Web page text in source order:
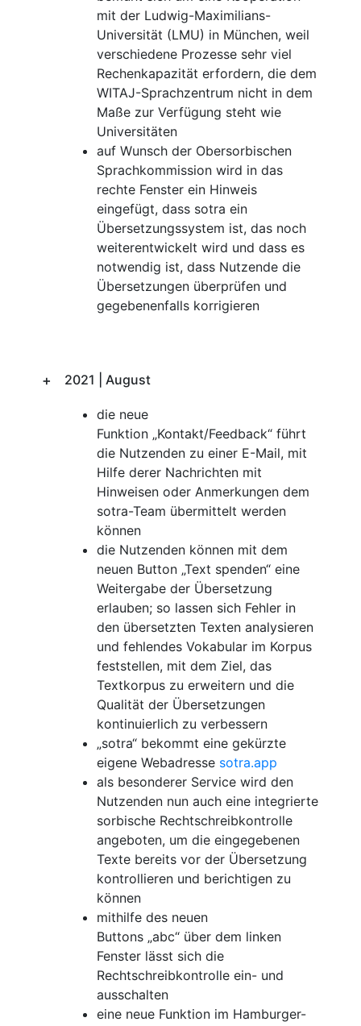
mit der Ludwig-Maximilians-
Universität (LMU) in München, weil
verschiedene Prozesse sehr viel
Rechenkapazität erfordern, die dem
WITAJ-Sprachzentrum nicht in dem
Maße zur Verfügung steht wie
Universitäten
auf Wunsch der Obersorbischen
Sprachkommission wird in das
rechte Fenster ein Hinweis
eingefügt, dass sotra ein
Übersetzungssystem ist, das noch
weiterentwickelt wird und dass es
notwendig ist, dass Nutzende die
Übersetzungen überprüfen und
gegebenenfalls korrigieren
2021 | August
die neue
Funktion „Kontakt/Feedback“ führt
die Nutzenden zu einer E-Mail, mit
Hilfe derer Nachrichten mit
Hinweisen oder Anmerkungen dem
sotra-Team übermittelt werden
können
die Nutzenden können mit dem
neuen Button „Text spenden“ eine
Weitergabe der Übersetzung
erlauben; so lassen sich Fehler in
den übersetzten Texten analysieren
und fehlendes Vokabular im Korpus
feststellen, mit dem Ziel, das
Textkorpus zu erweitern und die
Qualität der Übersetzungen
kontinuierlich zu verbessern
„sotra“ bekommt eine gekürzte
eigene Webadresse sotra.app
als besonderer Service wird den
Nutzenden nun auch eine integrierte
sorbische Rechtschreibkontrolle
angeboten, um die eingegebenen
Texte bereits vor der Übersetzung
kontrollieren und berichtigen zu
können
mithilfe des neuen
Buttons „abc“ über dem linken
Fenster lässt sich die
Rechtschreibkontrolle ein- und
ausschalten
eine neue Funktion im Hamburger-